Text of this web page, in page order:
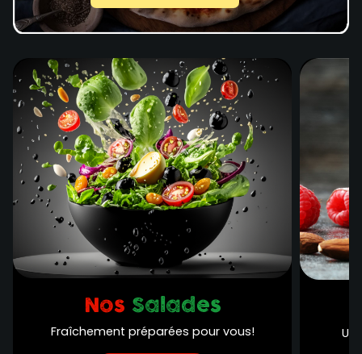
Nos Salades
Fraîchement préparées pour vous!